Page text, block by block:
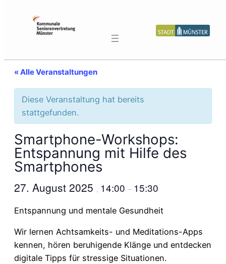
« Alle Veranstaltungen
Diese Veranstaltung hat bereits
stattgefunden.
Smartphone-Workshops:
Entspannung mit Hilfe des
Smartphones
27. August 2025 , 14:00 – 15:30
Entspannung und mentale Gesundheit
Wir lernen Achtsamkeits- und Meditations-Apps
kennen, hören beruhigende Klänge und entdecken
digitale Tipps für stressige Situationen.